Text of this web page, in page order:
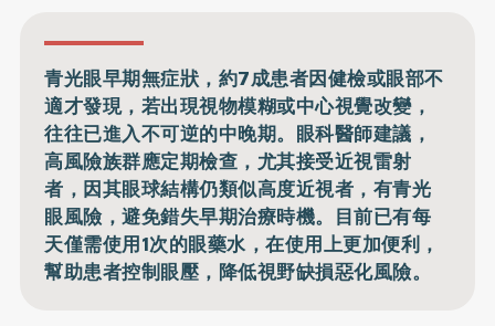
青光眼早期無症狀，約7成患者因健檢或眼部不
適才發現，若出現視物模糊或中心視覺改變，
往往已進入不可逆的中晚期。眼科醫師建議，
高風險族群應定期檢查，尤其接受近視雷射
者，因其眼球結構仍類似高度近視者，有青光
眼風險，避免錯失早期治療時機。目前已有每
天僅需使用1次的眼藥水，在使用上更加便利，
幫助患者控制眼壓，降低視野缺損惡化風險。